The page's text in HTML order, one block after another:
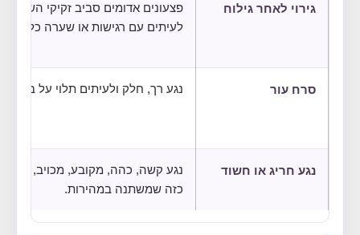
גירוי לאחר גילוח
פצעונים אדומים סביב זקיקי השיער,
לעיתים עם רגישות או שערה כלואה.
סרח עור נגע רך, חלק ולעיתים תלוי על בסיס
נגע חריג או חשוד
נגע קשה, כהה, מקובע, מכויב, מדמם
כזה שמשתנה במהירות.